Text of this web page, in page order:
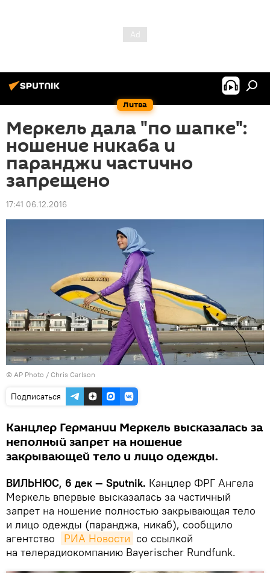
Литва
Меркель дала "по шапке":
ношение никаба и
паранджи частично
запрещено
17:41 06.12.2016
© AP Photo / Chris Carlson
Подписаться
Канцлер Германии Меркель высказалась за
неполный запрет на ношение
закрывающей тело и лицо одежды.
ВИЛЬНЮС, 6 дек — Sputnik. Канцлер ФРГ Ангела
Меркель впервые высказалась за частичный
запрет на ношение полностью закрывающая тело
и лицо одежды (паранджа, никаб), сообщило
агентство
РИА Новости со ссылкой
на телерадиокомпанию Bayerischer Rundfunk.